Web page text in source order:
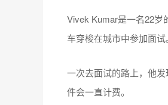
Vivek Kumar是一名22岁
车穿梭在城市中参加面试。
一次去面试的路上，他
件会一直计费。